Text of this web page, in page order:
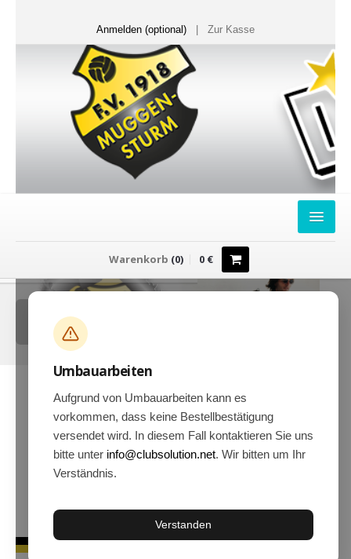
Anmelden (optional) Zur Kasse
FANSHOP
Sweater
T-Shirts
Hoodies
Gläser & Tassen & Krüge
Kochen & Grillen
Aufkleber & Handys & Mousepads
Taschen
Wimpel & Fanschal & Schirme
Kappen & Mützen
Warenkorb (0) 0€
Umbauarbeiten
Aufgrund von Umbauarbeiten kann es
vorkommen, dass keine Bestellbestätigung
versendet wird. In diesem Fall kontaktieren Sie uns
bitte unter info@clubsolution.net. Wir bitten um Ihr
Verständnis.
Verstanden